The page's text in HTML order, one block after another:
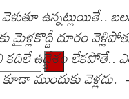
వెళుతూ
మైళ్లకొద్దీ దూరం
కదిలే ఉద్దేశం
ముందుకు వెళ్లదు.